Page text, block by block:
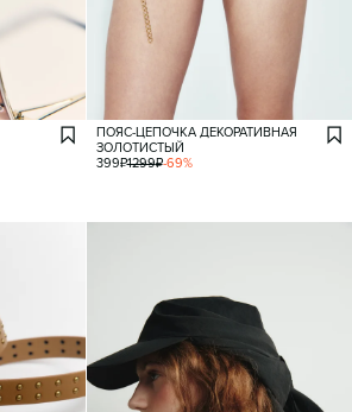
ПОЯС-ЦЕПОЧКА ДЕКОРАТИВНАЯ
ЗОЛОТИСТЫЙ
399₽1299₽-69%